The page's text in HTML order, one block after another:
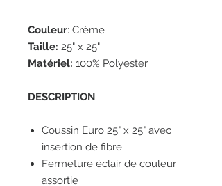
Couleur: Crème
Taille: 25" x 25"
Matériel: 100% Polyester
DESCRIPTION
Coussin Euro 25" x 25" avec
insertion de fibre
Fermeture éclair de couleur
assortie